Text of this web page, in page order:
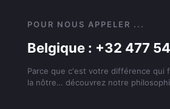
POUR NOUS APPELER ...
Belgique : +32 477
Parce que c'est votre différence qui
la nôtre… découvrez notre